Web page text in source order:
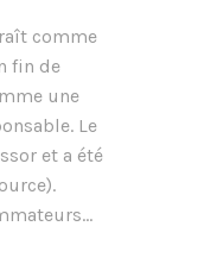
comme
fin de
une
Le
et a été